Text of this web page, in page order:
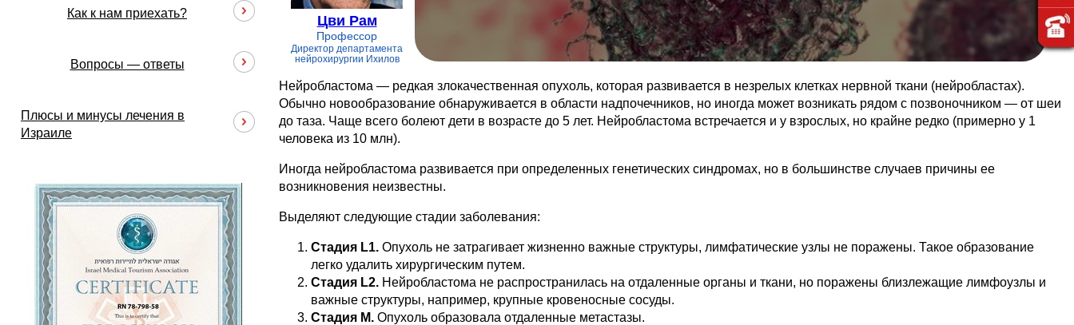
Как к нам приехать?
Вопросы — ответы
Плюсы и минусы лечения в
Израиле
Цви Рам
Профессор
Директор департамента
нейрохирургии Ихилов
Нейробластома — редкая злокачественная опухоль, которая развивается в незрелых клетках нервной ткани (нейробластах).
Обычно новообразование обнаруживается в области надпочечников, но иногда может возникать рядом с позвоночником — от шеи
до таза. Чаще всего болеют дети в возрасте до 5 лет. Нейробластома встречается и у взрослых, но крайне редко (примерно у 1
человека из 10 млн).
Иногда нейробластома развивается при определенных генетических синдромах, но в большинстве случаев причины ее
возникновения неизвестны.
Выделяют следующие стадии заболевания:
Стадия L1. Опухоль не затрагивает жизненно важные структуры, лимфатические узлы не поражены. Такое образование
легко удалить хирургическим путем.
Стадия L2. Нейробластома не распространилась на отдаленные органы и ткани, но поражены близлежащие лимфоузлы и
важные структуры, например, крупные кровеносные сосуды.
Стадия М. Опухоль образовала отдаленные метастазы.